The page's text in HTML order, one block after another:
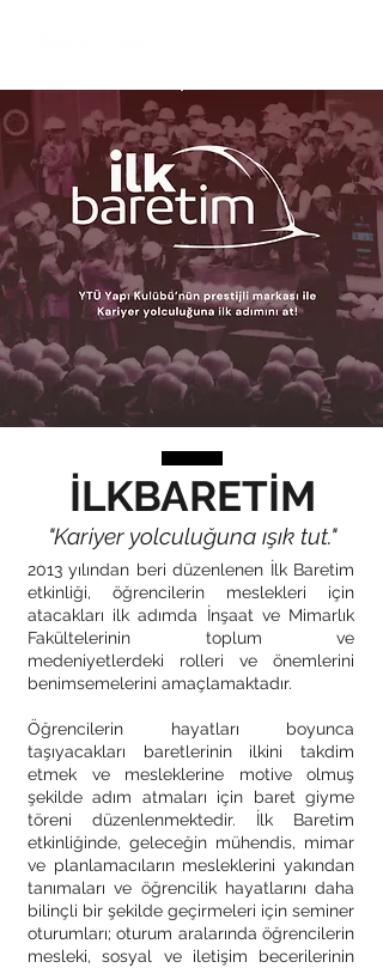
İLKBARETİM
"Kariyer yolculuğuna ışık tut."
2013 yılından beri düzenlenen İlk Baretim
etkinliği, öğrencilerin meslekleri için
atacakları ilk adımda İnşaat ve Mimarlık
Fakültelerinin toplum ve
medeniyetlerdeki rolleri ve önemlerini
benimsemelerini amaçlamaktadır.
Öğrencilerin hayatları boyunca
taşıyacakları baretlerinin ilkini takdim
etmek ve mesleklerine motive olmuş
şekilde adım atmaları için baret giyme
töreni düzenlenmektedir. İlk Baretim
etkinliğinde, geleceğin mühendis, mimar
ve planlamacıların mesleklerini yakından
tanımaları ve öğrencilik hayatlarını daha
bilinçli bir şekilde geçirmeleri için seminer
oturumları; oturum aralarında öğrencilerin
mesleki, sosyal ve iletişim becerilerinin